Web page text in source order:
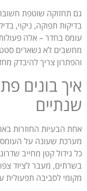
גם תחזוקה שוטפת
בדיקות תפוקה, ניקוי,
עומס בחדר – אלה
מחשבים לא נשארים
והפתרון צריך להיבדק
איך בונים
שנתיים
אחת הבעיות החוזרות
מערכת שעונה על העומס
כל גידול קטן מחייב
בשרתים, מעבר לציוד
מקומי לסביבה תפעולית